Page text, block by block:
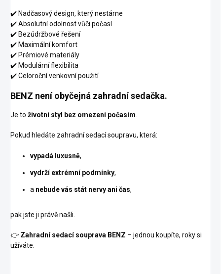
✔️ Nadčasový design, který nestárne
✔️ Absolutní odolnost vůči počasí
✔️ Bezúdržbové řešení
✔️ Maximální komfort
✔️ Prémiové materiály
✔️ Modulární flexibilita
✔️ Celoroční venkovní použití
BENZ není obyčejná zahradní sedačka.
Je to životní styl bez omezení počasím
Pokud hledáte zahradní sedací soupravu, která:
vypadá luxusně,
vydrží extrémní podmínky,
a nebude vás stát nervy ani čas,
pak jste ji právě našli.
👉 Zahradní sedací souprava BENZ – jednou koupíte, roky si
užíváte.